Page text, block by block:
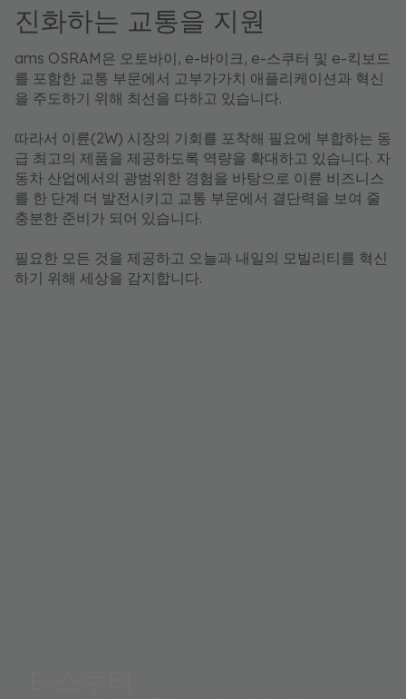
진화하는 교통을 지원
ams OSRAM은 오토바이, e-바이크, e-스쿠터 및 e-킥보드
를 포함한 교통 부문에서 고부가가치 애플리케이션과 혁신
을 주도하기 위해 최선을 다하고 있습니다.
따라서 이륜(2W) 시장의 기회를 포착해 필요에 부합하는 동
급 최고의 제품을 제공하도록 역량을 확대하고 있습니다. 자
동차 산업에서의 광범위한 경험을 바탕으로 이륜 비즈니스
를 한 단계 더 발전시키고 교통 부문에서 결단력을 보여 줄
충분한 준비가 되어 있습니다.
필요한 모든 것을 제공하고 오늘과 내일의 모빌리티를 혁신
하기 위해 세상을 감지합니다.